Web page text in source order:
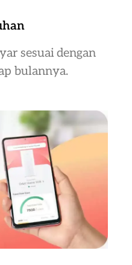
sesuai dengan
bulannya.